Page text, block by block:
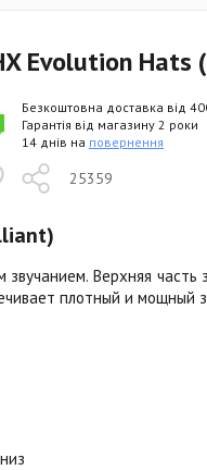
Evolution
25359
Безкоштовна доставка від
Гарантія від магазину 2 роки
14 днів на повернення
Верхняя часть
плотный и мощный